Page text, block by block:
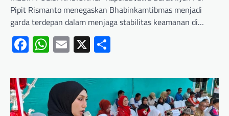
Pipit Rismanto menegaskan Bhabinkamtibmas menjadi
garda terdepan dalam menjaga stabilitas keamanan di…
Facebook
WhatsApp
Email
X